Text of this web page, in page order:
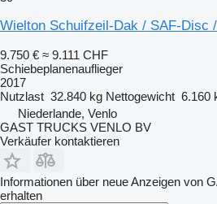
Wielton Schuifzeil-Dak / SAF-Disc
9.750 € ≈ 9.111 CHF
Schiebeplanenauflieger
2017
Nutzlast 32.840 kg Nettogewicht 6.160
Niederlande, Venlo
GAST TRUCKS VENLO BV
Verkäufer kontaktieren
Informationen über neue Anzeigen von
erhalten